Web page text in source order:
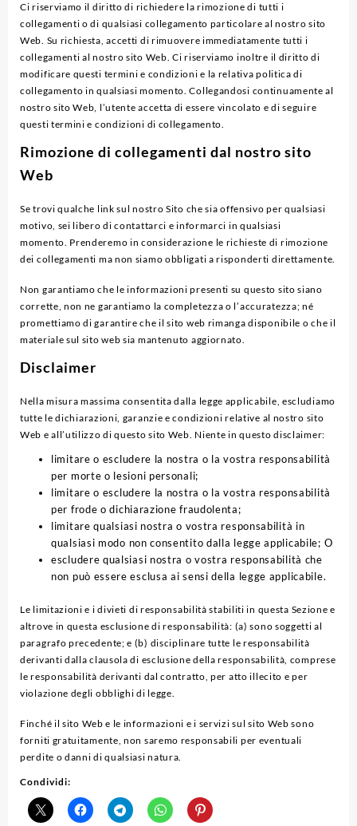
Ci riserviamo il diritto di richiedere la rimozione di tutti i
collegamenti o di qualsiasi collegamento particolare al nostro sito
Web. Su richiesta, accetti di rimuovere immediatamente tutti i
collegamenti al nostro sito Web. Ci riserviamo inoltre il diritto di
modificare questi termini e condizioni e la relativa politica di
collegamento in qualsiasi momento. Collegandosi continuamente al
nostro sito Web, l’utente accetta di essere vincolato e di seguire
questi termini e condizioni di collegamento.
Rimozione di collegamenti dal nostro sito
Web
Se trovi qualche link sul nostro Sito che sia offensivo per qualsiasi
motivo, sei libero di contattarci e informarci in qualsiasi
momento. Prenderemo in considerazione le richieste di rimozione
dei collegamenti ma non siamo obbligati a risponderti direttamente.
Non garantiamo che le informazioni presenti su questo sito siano
corrette, non ne garantiamo la completezza o l’accuratezza; né
promettiamo di garantire che il sito web rimanga disponibile o che il
materiale sul sito web sia mantenuto aggiornato.
Disclaimer
Nella misura massima consentita dalla legge applicabile, escludiamo
tutte le dichiarazioni, garanzie e condizioni relative al nostro sito
Web e all’utilizzo di questo sito Web. Niente in questo disclaimer:
limitare o escludere la nostra o la vostra responsabilità
per morte o lesioni personali;
limitare o escludere la nostra o la vostra responsabilità
per frode o dichiarazione fraudolenta;
limitare qualsiasi nostra o vostra responsabilità in
qualsiasi modo non consentito dalla legge applicabile; O
escludere qualsiasi nostra o vostra responsabilità che
non può essere esclusa ai sensi della legge applicabile.
Le limitazioni e i divieti di responsabilità stabiliti in questa Sezione e
altrove in questa esclusione di responsabilità: (a) sono soggetti al
paragrafo precedente; e (b) disciplinare tutte le responsabilità
derivanti dalla clausola di esclusione della responsabilità, comprese
le responsabilità derivanti dal contratto, per atto illecito e per
violazione degli obblighi di legge.
Finché il sito Web e le informazioni e i servizi sul sito Web sono
forniti gratuitamente, non saremo responsabili per eventuali
perdite o danni di qualsiasi natura.
Condividi: